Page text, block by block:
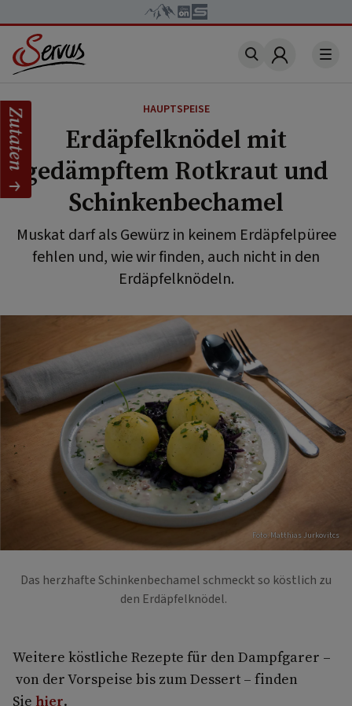
Account
HAUPTSPEISE
Erdäpfelknödel mit
gedämpftem Rotkraut und
Schinkenbechamel
Muskat darf als Gewürz in keinem Erdäpfelpüree
fehlen und, wie wir finden, auch nicht in den
Erdäpfelknödeln.
Foto: Matthias Jurkovitcs
Das herzhafte Schinkenbechamel schmeckt so köstlich zu
den Erdäpfelknödel.
Weitere köstliche Rezepte für den Dampfgarer –
von der Vorspeise bis zum Dessert – finden
Sie hier.
Zutaten